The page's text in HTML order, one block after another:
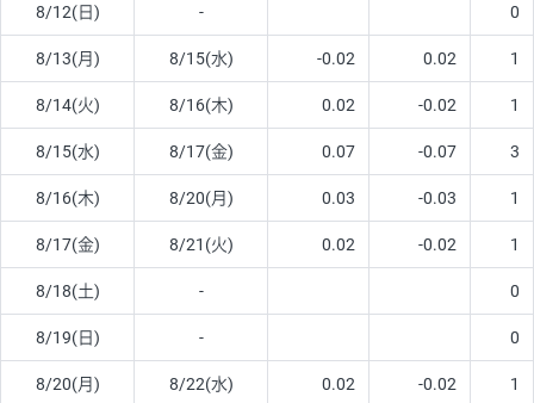
8/12(日) - 0
8/13(月) 8/15(水) -0.02 0.02 1
8/14(火) 8/16(木) 0.02 -0.02 1
8/15(水) 8/17(金) 0.07 -0.07 3
8/16(木) 8/20(月) 0.03 -0.03 1
8/17(金) 8/21(火) 0.02 -0.02 1
8/18(土) - 0
8/19(日) - 0
8/20(月) 8/22(水) 0.02 -0.02 1